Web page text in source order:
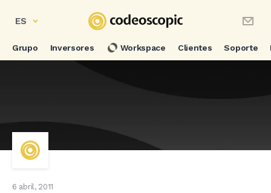
ES
Grupo Inversores Workspace Clientes Soporte
6 abril, 2011